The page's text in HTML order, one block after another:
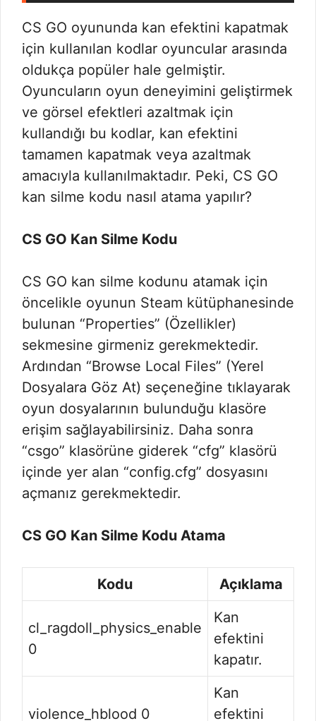
CS GO oyununda kan efektini kapatmak
için kullanılan kodlar oyuncular arasında
oldukça popüler hale gelmiştir.
Oyuncuların oyun deneyimini geliştirmek
ve görsel efektleri azaltmak için
kullandığı bu kodlar, kan efektini
tamamen kapatmak veya azaltmak
amacıyla kullanılmaktadır. Peki, CS GO
kan silme kodu nasıl atama yapılır?
CS GO Kan Silme Kodu
CS GO kan silme kodunu atamak için
öncelikle oyunun Steam kütüphanesinde
bulunan “Properties” (Özellikler)
sekmesine girmeniz gerekmektedir.
Ardından “Browse Local Files” (Yerel
Dosyalara Göz At) seçeneğine tıklayarak
oyun dosyalarının bulunduğu klasöre
erişim sağlayabilirsiniz. Daha sonra
“csgo” klasörüne giderek “cfg” klasörü
içinde yer alan “config.cfg” dosyasını
açmanız gerekmektedir.
CS GO Kan Silme Kodu Atama
Kodu Açıklama
cl_ragdoll_physics_enable
0
Kan
efektini
kapatır.
violence_hblood 0
Kan
efektini